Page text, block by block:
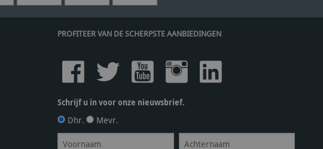
PROFITEER VAN DE SCHERPSTE AANBIEDINGEN
Schrijf u in voor onze nieuwsbrief.
Dhr. Mevr.